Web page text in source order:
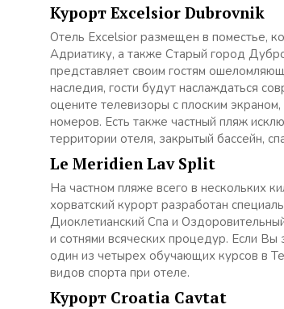
Курорт Excelsior Dubrovnik
Отель Excelsior размещен в поместье,
Адриатику, а также Старый город
представляет своим гостям
наследия, гости будут наслаждаться
оцените телевизоры с плоским
номеров. Есть также частный пляж
территории отеля, закрытый бассейн,
Le Meridien Lav Split
На частном пляже всего в нескольких
хорватский курорт разработан
Диоклетианский Спа и
и сотнями всяческих процедур. Если
один из четырех обучающих курсов в
видов спорта при отеле.
Курорт Croatia Cavtat